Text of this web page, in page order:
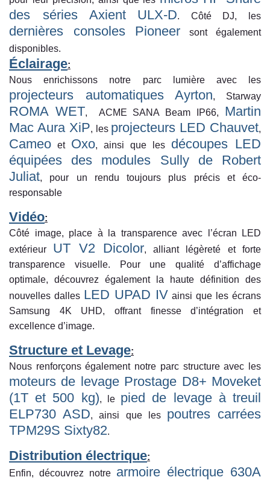
des séries Axient
ULX-D. Côté DJ, les
dernières consoles Pioneer sont également
disponibles.
Éclairage:
Nous enrichissons notre parc lumière avec les
projecteurs automatiques Ayrton, Starway
ROMA WET, ACME SANA Beam IP66, Martin
Mac Aura XiP, les projecteurs LED Chauvet,
Cameo et Oxo, ainsi que les découpes LED
équipées des modules Sully de Robert
Juliat, pour un rendu toujours plus précis et éco-
responsable
Vidéo:
Côté image, place à la transparence avec l’écran LED
extérieur UT V2 Dicolor, alliant légèreté et forte
transparence visuelle. Pour une qualité d’affichage
optimale, découvrez également la haute définition des
nouvelles dalles LED UPAD IV ainsi que les écrans
Samsung 4K UHD, offrant finesse d’intégration et
excellence d’image.
Structure et Levage:
Nous renforçons également notre parc structure avec les
moteurs de levage Prostage D8+ Moveket
(1T et 500 kg), le pied de levage à treuil
ELP730 ASD, ainsi que les poutres carrées
TPM29S Sixty82.
Distribution électrique:
Enfin, découvrez notre armoire électrique 630A